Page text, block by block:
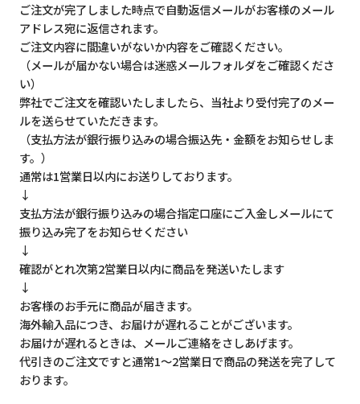
ご注文が完了しました時点で自動返信メールがお客様のメール
アドレス宛に返信されます。
ご注文内容に間違いがないか内容をご確認ください。
（メールが届かない場合は迷惑メールフォルダをご確認くださ
い）
弊社でご注文を確認いたしましたら、当社より受付完了のメー
ルを送らせていただきます。
（支払方法が銀行振り込みの場合振込先・金額をお知らせしま
す。）
通常は1営業日以内にお送りしております。
↓
支払方法が銀行振り込みの場合指定口座にご入金しメールにて
振り込み完了をお知らせください
↓
確認がとれ次第2営業日以内に商品を発送いたします
↓
お客様のお手元に商品が届きます。
海外輸入品につき、お届けが遅れることがございます。
お届けが遅れるときは、メールご連絡をさしあげます。
代引きのご注文ですと通常1～2営業日で商品の発送を完了して
おります。